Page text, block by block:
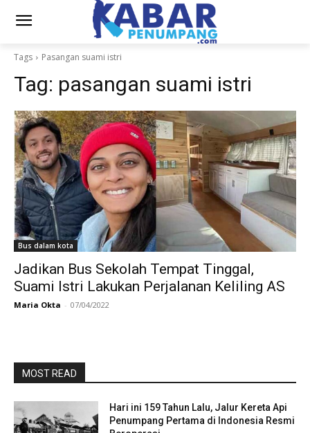
Tags Pasangan suami istri
Tag: pasangan suami istri
Bus dalam kota
Jadikan Bus Sekolah Tempat Tinggal,
Suami Istri Lakukan Perjalanan Keliling AS
Maria Okta - 07/04/2022
MOST READ
Hari ini 159 Tahun Lalu, Jalur Kereta Api
Penumpang Pertama di Indonesia Resmi